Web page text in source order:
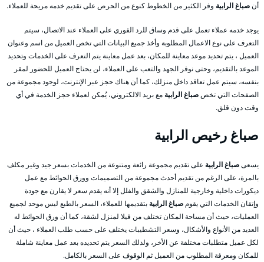
أنصباغ الرابية وفر الكثير من الخطوط كنوع من الحرص على تقديم خدمه مريحة للعملاء.
يوجد خدمه عملاء تعمل على قدم وساق للرد الفوري على العملاء عند الاتصال، سيتم
التعرف على نوع الاعمال المطلوبة وأخذ جميع البيانات التي تخص العميل من اسم وعنوان
العميل ، يتم تحديد موعد معاينة للمكان، بعد عمل معاينة يتم التعرف على الخدمات وتحديد
الموعد بالتقديم، وحتى نوفر الجهد والتعب على العملاء، لن يحتاج العميل للحضور لمقر
بنفسه، سيتم عمل تعاقد داخل منزلك، كما أن هناك حجز عبر الإنترنت، لوجود مجموعة من
الصفحات التي تخصصباغ الرابية مع بريد الالكتروني، يُمكن لعملاء حجز الخدمة في أي
وقت دون قلق.
صباغ رخيص الرابية
يسعىصباغ الرابية على تقديم مجموعة رائعة ومتنوعة من الخدمات بسعر جيد وغير مكلف
بالمرة، على الرغم من تقديم أحدث مجموعة من التصميمات وورق الحوائط مع عمل
ديكورات داخلية وخارجية للمنازل والشقق والفلل إلا أنه يقدم سعر لا يقارن مع جودة
وإتقان الخدمات التي يقوم صباغ الرابية بتقديمها للعملاء، السعر بالطبع ليس موحد لجميع
العمليات، حيث أن مساحة المكان تختلف من فيلا لمنزل لشقة، كما أن ورق الحوائط له
العديد من الأنواع والأشكال، وسعر التشطيبات يختلف على حسب طلب العملاء ، حيث أن
لكل عميل متطلبات مختلفة عن الأخر، ولذلك السعر يتم تحديده بعد عمل معاينة شاملة
للمكان ومعرفة المطلوب من العميل ثم الوقوف على السعر بالكامل.